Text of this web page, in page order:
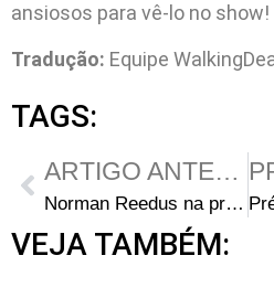
ansiosos para vê-lo no show!
Tradução: Equipe
TAGS:
ARTIGO ANTERIOR
Norman Reedus na premiere de “Meskada”
VEJA TAMBÉM: